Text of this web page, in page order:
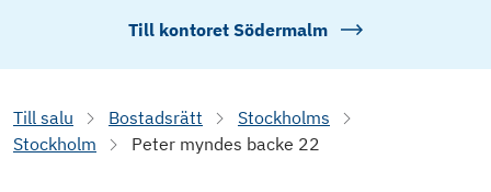
Till kontoret Södermalm
Till salu Bostadsrätt
Stockholms
Stockholm
Peter myndes backe 22